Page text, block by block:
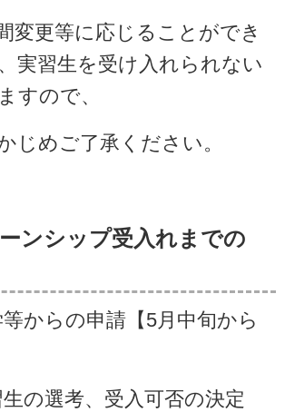
等に応じることができ
実習生を受け入れられない
すので、
ご了承ください。
ンシップ受入れまでの
らの申請【5月中旬から
選考、受入可否の決定